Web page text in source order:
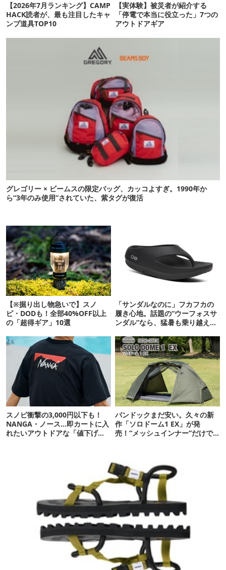
【2026年7月ランキング】CAMP
HACK読者が、最も注目したキャ
ンプ道具TOP10
【実体験】被災者が紹介する
「停電で本当に役立った」7つの
アウトドアギア
グレゴリー × ビームスの限定バッグ、カッコよすぎ。1990年か
ら“3年のみ使用”されていた、紫タグが復活
【※掘り出し物急いで】スノ
ピ・DODも！全部40%OFF以上
の「超得ギア」10選
「サンダルなのに」フカフカの
履き心地。話題の“ウーフォスサ
ンダル”なら、猛暑も乗り越えら
スノピ衝撃の3,000円以下も！
NANGA・ノース…即カートに入
れたいアウトドアな「値下げ夏
バンドックまだ安い。久々の新
作「ソロドーム1 EX」が発
売！“メッシュインナー”だけで